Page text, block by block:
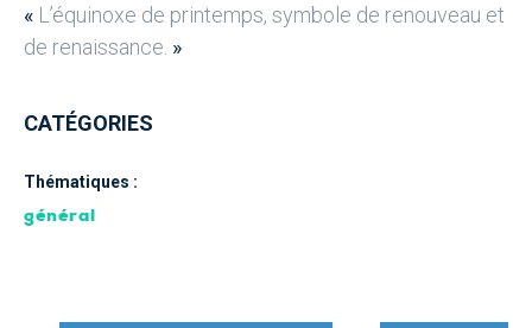
« L’équinoxe de printemps, symbole de renouveau et
de renaissance. »
CATÉGORIES
Thématiques :
général